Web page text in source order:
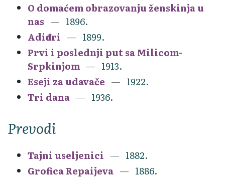
O domaćem obrazovanju ženskinja u
nas
1896.
Adiđari
1899.
Prvi i poslednji put sa Milicom-
Srpkinjom
1913.
Eseji za udavače
1922.
Tri dana
1936.
Prevodi
Tajni useljenici
1882.
Grofica Repaijeva
1886.